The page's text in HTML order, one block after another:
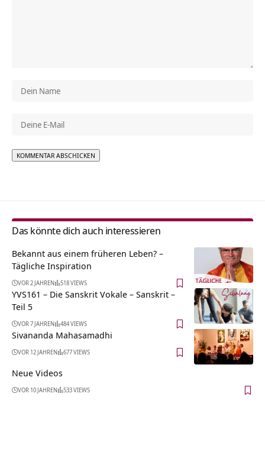
Das könnte dich auch interessieren
Bekannt aus einem früheren Leben? –
Tägliche Inspiration
VOR 2 JAHREN 518 VIEWS
YVS161 – Die Sanskrit Vokale – Sanskrit –
Teil 5
VOR 7 JAHREN 484 VIEWS
Sivananda Mahasamadhi
VOR 12 JAHREN 677 VIEWS
Neue Videos
VOR 10 JAHREN 533 VIEWS